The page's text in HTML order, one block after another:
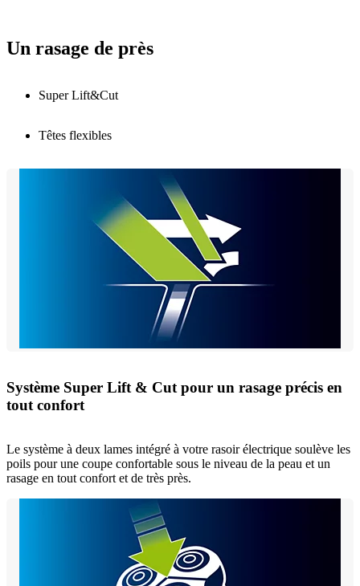
Un rasage de près
Super Lift&Cut
Têtes flexibles
Système Super Lift & Cut pour un rasage précis en
tout confort
Le système à deux lames intégré à votre rasoir électrique soulève les
poils pour une coupe confortable sous le niveau de la peau et un
rasage en tout confort et de très près.